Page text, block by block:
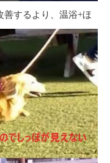
善するより、温浴+ほ